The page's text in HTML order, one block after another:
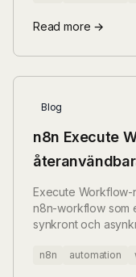
Read more →
Blog
n8n Execute
dem från flera
Execute
n8n-workflow som
synkront och
n8n automation